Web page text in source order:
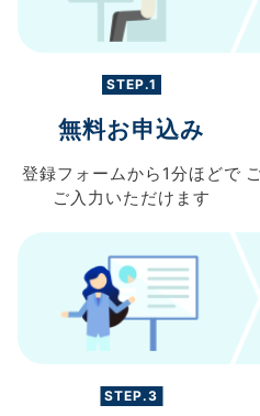
STEP.1
無料お申込み
登録フォームから 1分ほどで
ご入力 いただけます
STEP.3